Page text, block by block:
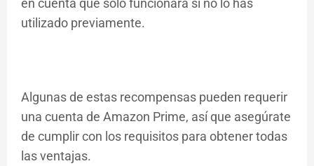
utilizado previamente.
Algunas de estas recompensas pueden requerir
una cuenta de Amazon Prime, así que asegúrate
de cumplir con los requisitos para obtener todas
las ventajas.